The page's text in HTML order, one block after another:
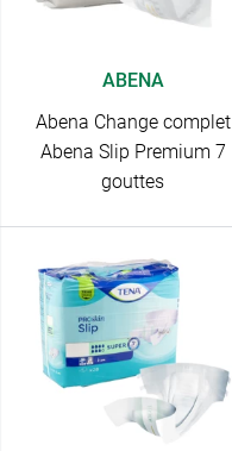
ABENA
Abena Change complet
Abena Slip Premium 7
gouttes